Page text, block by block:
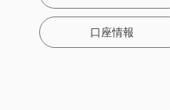
口座情報